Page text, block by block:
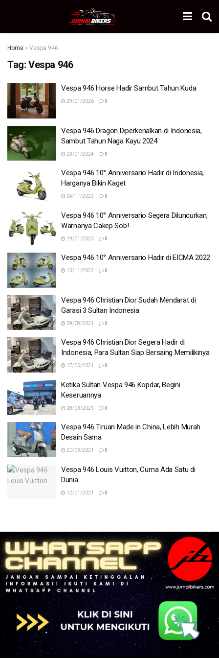
Home » Vespa 946
Tag: Vespa 946
Vespa 946 Horse Hadir Sambut Tahun Kuda
29/01/2026 0
Vespa 946 Dragon Diperkenalkan di Indonesia,
Sambut Tahun Naga Kayu 2024
23/01/2024 0
Vespa 946 10° Anniversario Hadir di Indonesia,
Harganya Bikin Kaget
04/11/2023 0
Vespa 946 10° Anniversario Segera Diluncurkan,
Warnanya Cakep Sob!
19/01/2023 0
Vespa 946 10° Anniversario Hadir di EICMA 2022
13/11/2022 0
Vespa 946 Christian Dior Sudah Mendarat di
Garasi 3 Sultan Indonesia
09/08/2021 0
Vespa 946 Christian Dior Segera Hadir di
Indonesia, Para Sultan Siap Bersaing Memilikinya
17/05/2021 0
Ketika Sultan Vespa 946 Kopdar, Begini
Keseruannya
28/03/2021 0
Vespa 946 Tiruan Made in China, Lebih Murah
Desain Sama
20/03/2021 0
Vespa 946 Louis Vuitton, Cuma Ada Satu di
Dunia
12/01/2021 0